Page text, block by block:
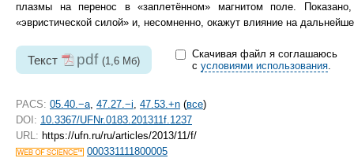
плазмы на перенос в «заплетённом» магнитом поле.
«эвристической силой» и, несомненно, окажут влияние на
Текст pdf (1,6 Мб)
Скачивая файл я соглашаюсь
с условиями использования.
PACS: 05.40.−a 47.27.−i 47.53.+n (все)
DOI: 10.3367/UFNr.0183.201311f.1237
URL: https://ufn.ru/ru/articles/2013/11/f/
000331111800005